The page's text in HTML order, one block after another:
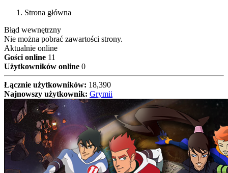
Strona główna
Błąd wewnętrzny
Nie można pobrać zawartości strony.
Aktualnie online
Gości online 11
Użytkowników online 0
Łącznie użytkowników: 18,390
Najnowszy użytkownik: Grymii